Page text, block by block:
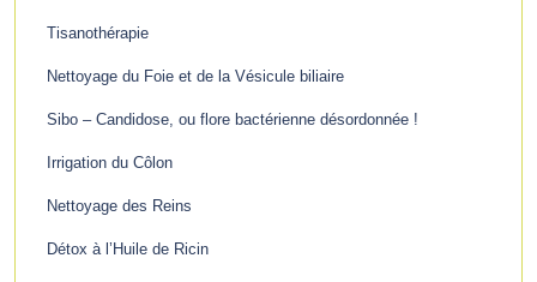
Tisanothérapie
Nettoyage du Foie et de la Vésicule biliaire
Sibo – Candidose, ou flore bactérienne désordonnée !
Irrigation du Côlon
Nettoyage des Reins
Détox à l’Huile de Ricin